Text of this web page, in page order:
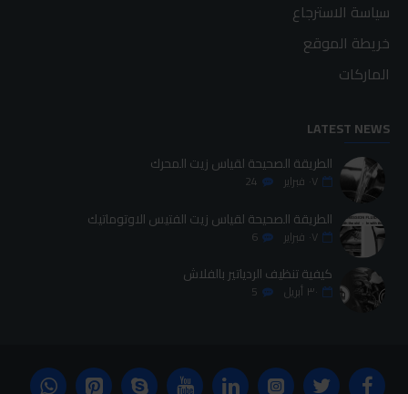
سياسة الاسترجاع
خريطة الموقع
الماركات
LATEST NEWS
الطريقة الصحيحة لقياس زيت المحرك
٠٧ فبراير 24
الطريقة الصحيحة لقياس زيت الفتيس الاوتوماتيك
٠٧ فبراير 6
كيفية تنظيف الردياتير بالفلاش
٣٠ أبريل 5